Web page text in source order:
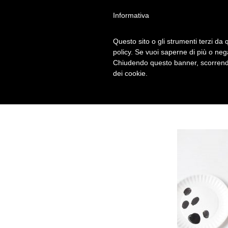
PASSAGGIO 2
Informativa
Questo sito o gli strumenti terzi da
policy. Se vuoi saperne di più o
Chiudendo questo banner,
dei cookie.